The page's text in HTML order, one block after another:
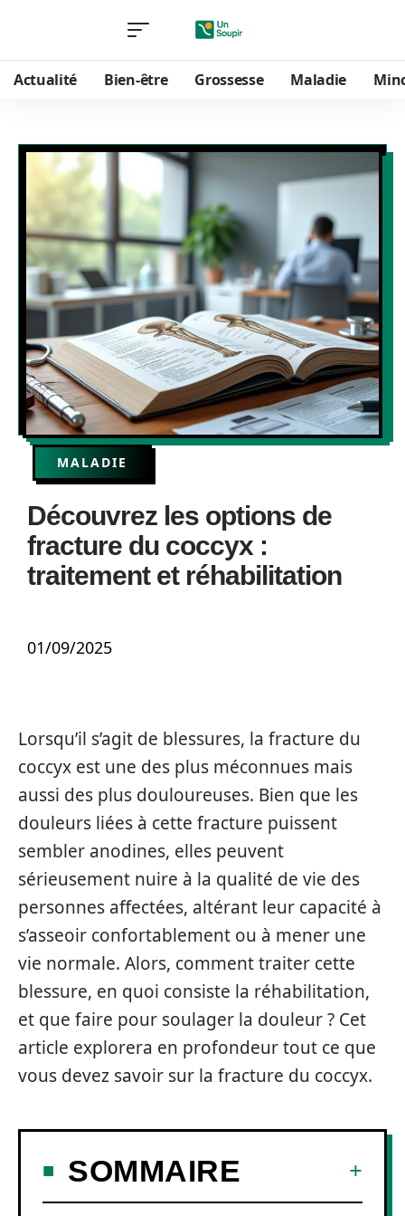
Actualité Bien-être Grossesse Maladie
MALADIE
Découvrez les options de
fracture du coccyx :
traitement et réhabilitation
01/09/2025
Lorsqu’il s’agit de blessures, la fracture du
coccyx est une des plus méconnues mais
aussi des plus douloureuses. Bien que les
douleurs liées à cette fracture puissent
sembler anodines, elles peuvent
sérieusement nuire à la qualité de vie des
personnes affectées, altérant leur capacité à
s’asseoir confortablement ou à mener une
vie normale. Alors, comment traiter cette
blessure, en quoi consiste la réhabilitation,
et que faire pour soulager la douleur ? Cet
article explorera en profondeur tout ce que
vous devez savoir sur la fracture du coccyx.
SOMMAIRE